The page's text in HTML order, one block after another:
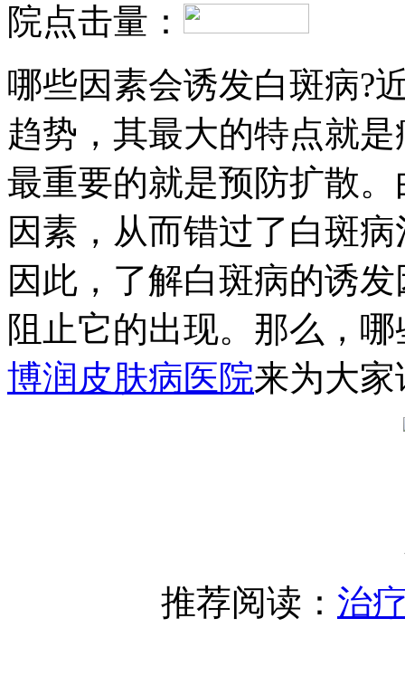
院点击量：
哪些因素会诱发白斑病?
趋势，其最大的特点就
最重要的就是预防扩散
因素，从而错过了白斑
因此，了解白斑病的诱
阻止它的出现。那么，
博润皮肤病医院来为大
推荐阅读： 治